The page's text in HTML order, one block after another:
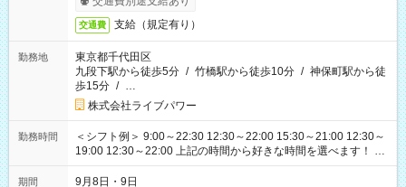
交通費 支給（規定有り）
勤務地
東京都千代田区
九段下駅から徒歩5分 / 竹橋駅から徒歩10分 / 神保町駅から徒
歩15分 / …
株式会社ライブパワー
勤務時間
＜シフト例＞ 9:00～22:30 12:30～22:00 15:30～21:00 12:30～
19:00 12:30～22:00 上記の時間から好きな時間を選べます！ ※
時間は変更となる可能性があります
期間 9月8日・9日